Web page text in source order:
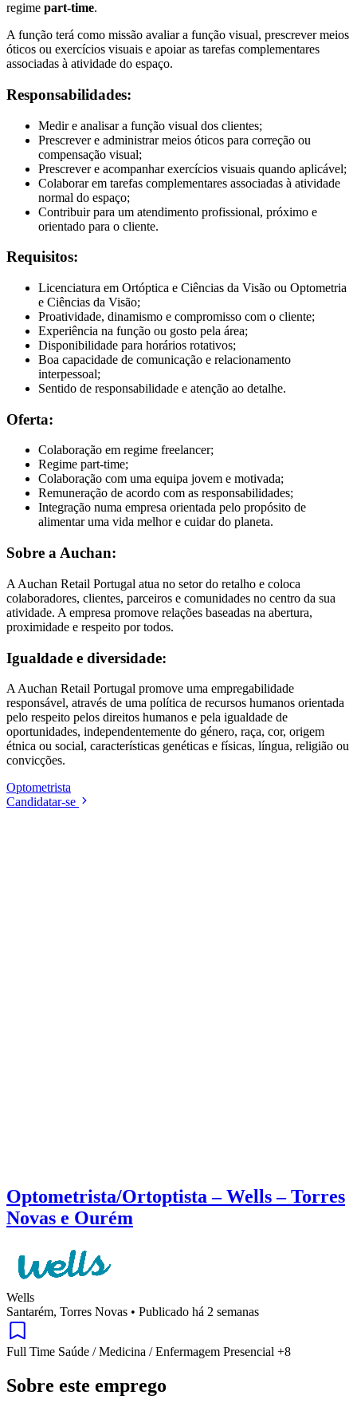
regime part-time.
A função terá como missão avaliar a função visual, prescrever meios
óticos ou exercícios visuais e apoiar as tarefas complementares
associadas à atividade do espaço.
Responsabilidades:
Medir e analisar a função visual dos clientes;
Prescrever e administrar meios óticos para correção ou
compensação visual;
Prescrever e acompanhar exercícios visuais quando aplicável;
Colaborar em tarefas complementares associadas à atividade
normal do espaço;
Contribuir para um atendimento profissional, próximo e
orientado para o cliente.
Requisitos:
Licenciatura em Ortóptica e Ciências da Visão ou Optometria
e Ciências da Visão;
Proatividade, dinamismo e compromisso com o cliente;
Experiência na função ou gosto pela área;
Disponibilidade para horários rotativos;
Boa capacidade de comunicação e relacionamento
interpessoal;
Sentido de responsabilidade e atenção ao detalhe.
Oferta:
Colaboração em regime freelancer;
Regime part-time;
Colaboração com uma equipa jovem e motivada;
Remuneração de acordo com as responsabilidades;
Integração numa empresa orientada pelo propósito de
alimentar uma vida melhor e cuidar do planeta.
Sobre a Auchan:
A Auchan Retail Portugal atua no setor do retalho e coloca
colaboradores, clientes, parceiros e comunidades no centro da sua
atividade. A empresa promove relações baseadas na abertura,
proximidade e respeito por todos.
Igualdade e diversidade:
A Auchan Retail Portugal promove uma empregabilidade
responsável, através de uma política de recursos humanos orientada
pelo respeito pelos direitos humanos e pela igualdade de
oportunidades, independentemente do género, raça, cor, origem
étnica ou social, características genéticas e físicas, língua, religião ou
convicções.
Optometrista
Candidatar-se
Optometrista/Ortoptista – Wells – Torres
Novas e Ourém
Wells
Santarém, Torres Novas • Publicado há 2 semanas
Full Time Saúde / Medicina / Enfermagem Presencial +8
Sobre este emprego